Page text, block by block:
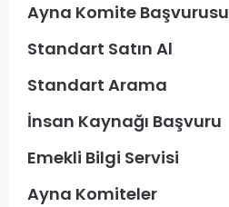
Ayna Komite Başvurusu
Standart Satın Al
Standart Arama
İnsan Kaynağı Başvuru
Emekli Bilgi Servisi
Ayna Komiteler